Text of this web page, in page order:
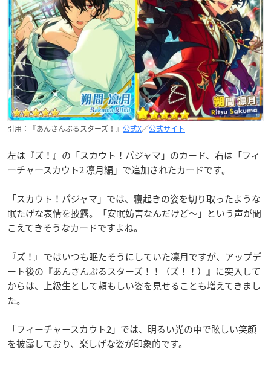
引用：『あんさんぶるスターズ！』 公式X／公式サイト
左は『ズ！』の「スカウト！パジャマ」のカード、右は「フィ
ーチャースカウト2 凛月編」で追加されたカードです。
「スカウト！パジャマ」では、寝起きの姿を切り取ったような
眠たげな表情を披露。
「安眠妨害なんだけど～」という声が聞
こえてきそうなカードですよね。
『ズ！』ではいつも眠たそうにしていた凛月ですが、アップデ
ート後の『あんさんぶるスターズ！！（ズ！！）』に突入して
からは、上級生として頼もしい姿を見せることも増えてきまし
た。
「フィーチャースカウト2」では、明るい光の中で眩しい笑顔
を披露しており、楽しげな姿が印象的です。